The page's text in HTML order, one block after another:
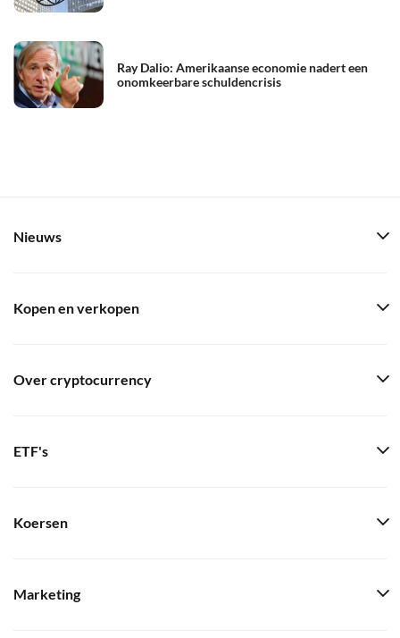
Ray Dalio: Amerikaanse economie nadert een
onomkeerbare schuldencrisis
Nieuws
Kopen en verkopen
Over cryptocurrency
ETF's
Koersen
Marketing